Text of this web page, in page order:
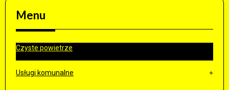
Menu
Czyste powietrze
Usługi komunalne